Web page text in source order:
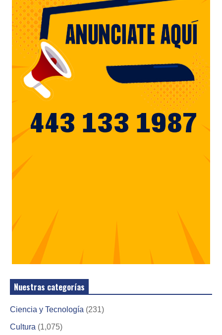
Nuestras categorías
Ciencia y Tecnología (231)
Cultura (1,075)